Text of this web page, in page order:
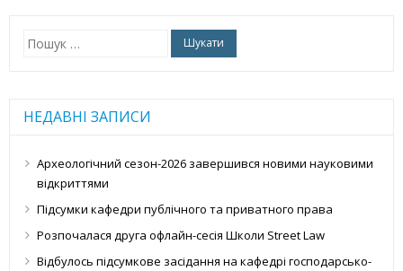
Пошук:
НЕДАВНІ ЗАПИСИ
Археологічний сезон-2026 завершився новими науковими
відкриттями
Підсумки кафедри публічного та приватного права
Розпочалася друга офлайн-сесія Школи Street Law
Відбулось підсумкове засідання на кафедрі господарсько-